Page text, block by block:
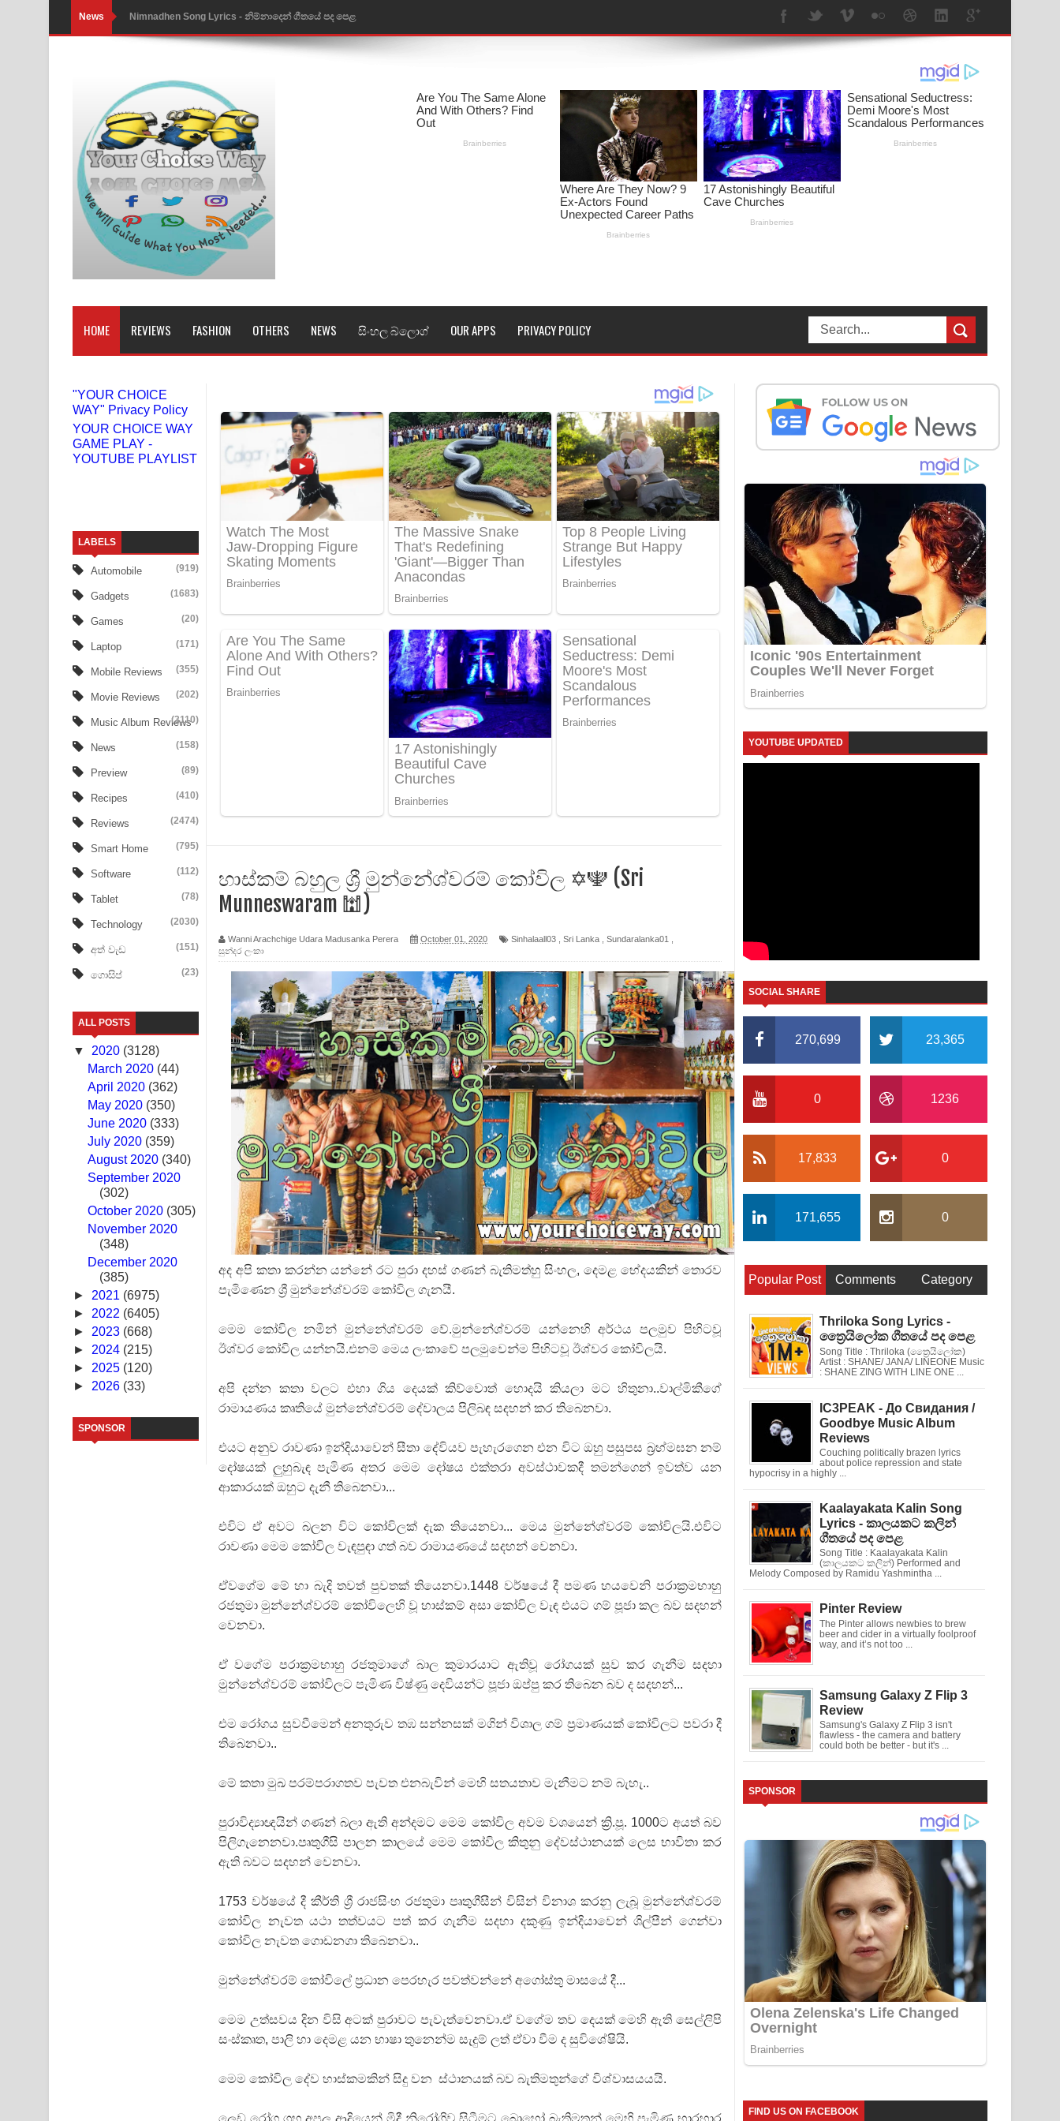
News Nimnadhen Song Lyrics - නිම්නාදෙන් ගීතයේ පද පෙළ
Obamai Mage Adare Song Lyrics - ඔබමයි මගේ ආදරේ ගීතයේ පද පෙළ
Pansal Gihin Song Lyrics - පන්සල් ගිහිං ගීතයේ පද පෙළ
Ankeliya Song Lyrics - අංකෙළිය ගීතයේ පද පෙළ
DEAR GOD Song Lyrics - ඩියර් ගෝඩ් ගීතයේ පද පෙළ
MANAMALA KATHA Song Lyrics - මනමාල කතා ගීතයේ පද පෙළ
Dai Dai Lyrics - Shakira, Burna Boy | 2026 football world cup song lyrics
Lassana Amma Song Lyrics - ලස්සන අම්මා ගීතයේ පද පෙළ
Gemak Deela Song Lyrics - ගේමක් දීලා ගීතයේ පද පෙළ
Doni Song Lyrics - දෝණි ගීතයේ පද පෙළ
Benthara Palame Song Lyrics - බෙන්තර පාලමේ ගීතයේ පද පෙළ
Sanda Babalena Song Lyrics - සඳ බැබලෙන ගීතයේ පද පෙළ
Adare Wadi Nisa Song Lyrics - ආදරේ වැඩි නිසා ගීතයේ පද පෙළ
UNUHUMA Song Lyrics - උණුහුම ගීතයේ පද පෙළ
Katakara Song Lyrics - කටකාර ගීතයේ පද පෙළ
Tharu Yaye Dilena Song Lyrics - තරු යායේ දිලෙනා ගීතයේ පද පෙළ
Ow Man Sosa Song Lyrics - ඔව් මං සෝසා ගීතයේ පද පෙළ
Ala purannata Song Lyrics - ආල පුරන්නට ගීතයේ පද පෙළ
BTS : Hooligan Lyrics
Apa Hamuwee Song Lyrics - අප හමුවී ගීතයේ පද පෙළ
PATHINIYE Song Lyrics - පතිනියනේ ගීතයේ පද පෙළ
Sorry Sir Song Lyrics - සොරි සර් ගීතයේ පද පෙළ
Mathaka Aluthin Liyanna Song Lyrics - මතක අලුතින් ලියන්න ගීතයේ පද පෙළ
Sandak Awith Song Lyrics - සඳක් ඇවිත් ගීතයේ පද පෙළ
Swetha Sande Song Lyrics - ශ්වේත සඳේ ගීතයේ පද පෙළ
Ma Igili Giya Lyrics - මා ඉගිලී ගියා ගීතයේ පද පෙළ
Ras Balan Song Lyrics - රැස් බලන් ගීතයේ පද පෙළ
Hoda sihiyen Song Lyrics - හොද සිහියෙන් ගීතයේ පද පෙළ
Awanken Song Lyrics - අවංකෙන් ගීතයේ පද පෙළ
Pa Sina Song Lyrics - පෑ සිනා ගීතයේ පද පෙළ
Pemwanthiye Song Lyrics - පෙම්වන්තියේ ගීතයේ පද පෙළ
Manobhawa Song Lyrics - මනෝභව ගීතයේ පද පෙළ
Akahe Indala Song Lyrics - ආකාහේ ඉඳලා ගීතයේ පද පෙළ
Raawaya Song Lyrics - රාවය ගීතයේ පද පෙළ
Saddeta Denna Song Lyrics - සද්දෙට දෙන්න ගීතයේ පද පෙළ
Kaalaya Song Lyrics - කාලය ගීතයේ පද පෙළ
Aramuna Song Lyrics - අරමුණ ගීතයේ පද පෙළ
Sandata Duka Hithila Song Lyrics - සඳට දුක හිතිලා ගීතයේ පද පෙළ
Sihina Song Lyrics - සිහින ගීතයේ පද පෙළ
Dannawada Mawa Song Lyrics - දන්නවාද මාව ගීතයේ පද පෙළ
Ahimi Wimai Himi Song Lyrics - අහිමි විමයි හිමි ගීතයේ පද පෙළ
HOME REVIEWS FASHION OTHERS NEWS සිංහල බ්ලොග් OUR APPS PRIVACY POLICY
"YOUR CHOICE
WAY" Privacy Policy
YOUR CHOICE WAY
GAME PLAY -
YOUTUBE PLAYLIST
LABELS
Automobile (919)
Gadgets (1683)
Games (20)
Laptop (171)
Mobile Reviews (355)
Movie Reviews (202)
Music Album Reviews
(3110)
News (158)
Preview (89)
Recipes (410)
Reviews (2474)
Smart Home (795)
Software (112)
Tablet (78)
Technology (2030)
අත් වැඩ (151)
ගොසිප් (23)
ALL POSTS
▼ 2020 (3128)
March 2020 (44)
April 2020 (362)
May 2020 (350)
June 2020 (333)
July 2020 (359)
August 2020 (340)
September 2020
(302)
October 2020 (305)
November 2020
(348)
December 2020
(385)
► 2021 (6975)
► 2022 (6405)
► 2023 (668)
► 2024 (215)
► 2025 (120)
► 2026 (33)
SPONSOR
හාස්කම් බහුල ශ්‍රී මුන්නේශ්වරම් කෝවිල ✡️🕎 (Sri
Munneswaram 🕍)
Wanni Arachchige Udara Madusanka Perera October 01, 2020 Sinhalaall03 Sri Lanka Sundaralanka01
සුන්දර ලංකා
අද අපි කතා කරන්න යන්නේ රට පුරා දහස් ගණන් බැතිමත්හු සිංහල, දෙමළ භේදයකින් තොරව
පැමිණෙන ශ්‍රී මුන්නේශ්වරම් කෝවිල ගැනයී.
මෙම කෝවිල නමින් මුන්නේශ්වරම් වේ.මුන්නේශ්වරම් යන්නෙහි අර්ථය පලමුව පිහිටවූ
ඊශ්වර කෝවිල යන්නයි.එනම් මෙය ලංකාවේ පලමුවෙන්ම පිහිටවූ ඊශ්වර කෝවිලයි.
අපි දන්න කතා වලට එහා ගිය දෙයක් කිව්වොත් හොදයි කියලා මට හිතුනා..වාල්මිකීගේ
රාමායණය කෘතියේ මුන්නේශ්වරම් දේවාලය පිලිබඳ සදහන් කර තිබෙනවා.
එයට අනුව රාවණා ඉන්දියාවෙන් සීතා දේවියව පැහැරගෙන එන විට ඔහු පසුපස බ්‍රහ්මඝන නම්
දෝෂයක් ලුහුබැඳ පැමිණ අතර මෙම දෝෂය එක්තරා අවස්ථාවකදී තමන්ගෙන් ඉවත්ව යන
ආකාරයක් ඔහුට දැනී තිබෙනවා...
එවිට ඒ අවට බලන විට කෝවිලක් දැක තියෙනවා... මෙය මුන්නේශ්වරම් කෝවිලයි.එවිට
රාවණා මෙම කෝවිල වැඳපුඳා ගත් බව රාමායණයේ සදහන් වෙනවා.
ඒවගේම මේ හා බැදි තවත් පුවතක් තියෙනවා.1448 වර්ෂයේ දී පමණ හයවෙනි පරාක්‍රමභාහු
රජතුමා මුන්නේශ්වරම් කෝවිලෙහි වූ හාස්කම් අසා කෝවිල වැඳ එයට ගම් පූජා කල බව සදහන්
වෙනවා.
ඒ වගේම පරාක්‍රමභාහු රජතුමාගේ බාල කුමාරයාට ඇතිවූ රෝගයක් සුව කර ගැනීම සදහා
මුන්නේශ්වරම් කෝවිලට පැමිණ විෂ්ණු දෙවියන්ට පූජා ඔප්පු කර තිබෙන බව ද සදහන්...
එම රෝගය සුවවීමෙන් අනතුරුව තඹ සන්නසක් මගින් විශාල ගම් ප්‍රමාණයක් කෝවිලට පවරා දී
තිබෙනවා..
මේ කතා මුඛ පරම්පරාගතව පැවත එනබැවින් මෙහි සතයතාව මැනීමට නම් බැහැ..
පුරාවිද්‍යාඥයින් ගණන් බලා ඇති අන්දමට මෙම කෝවිල අවම වශයෙන් ක්‍රි.පූ. 1000ට අයත් බව
පිලිගැනෙනවා.පෘතුගීසි පාලන කාලයේ මෙම කෝවිල කිතුනු දේවස්ථානයක් ලෙස භාවිතා කර
ඇති බවට සදහන් වෙනවා.
1753 වර්ෂයේ දී කීර්ති ශ්‍රී රාජසිංහ රජතුමා පෘතුගීසීන් විසින් විනාශ කරනු ලැබූ මුන්නේශ්වරම්
කෝවිල නැවත යථා තත්වයට පත් කර ගැනීම සදහා දකුණු ඉන්දියාවෙන් ශිල්පීන් ගෙන්වා
කෝවිල නැවත ගොඩනගා තිබෙනවා..
මුන්නේශ්වරම් කෝවිලේ ප්‍රධාන පෙරහැර පවත්වන්නේ අගෝස්තු මාසයේ දී...
මෙම උත්සවය දින විසි අටක් පුරාවට පැවැත්වෙනවා.ඒ වගේම තව දෙයක් මෙහි ඇති සෙල්ලිපි
සංස්කෘත, පාලි හා දෙමළ යන භාෂා තුනෙන්ම සැදුම් ලත් ඒවා වීම ද සුවිශේෂියි.
මෙම කෝවිල දේව හාස්කමකින් සිදු වන ස්ථානයක් බව බැතිමතුන්ගේ විශ්වාසයයයි.
ලෙඩ රෝග ග්‍රහ අපල ආදියෙන් මිදී නිරෝගිව සිටීමට බොහෝ බැතිමතුන් මෙහි පැමිණ භාරහාර
YOUTUBE UPDATED
SOCIAL SHARE
270,699 23,365
0 1236
17,833 0
171,655 0
Popular Post Comments Category
Thriloka Song Lyrics -
ත්‍රෛයිලෝක ගීතයේ පද පෙළ
Song Title : Thriloka (ත්‍රෛයිලෝක)
Artist : SHANE/ JANA/ LINEONE Music
: SHANE ZING WITH LINE ONE ...
IC3PEAK - До Свидания /
Goodbye Music Album
Reviews
Couching politically brazen lyrics
about police repression and state
hypocrisy in a highly ...
Kaalayakata Kalin Song
Lyrics - කාලයකට කලින්
ගීතයේ පද පෙළ
Song Title : Kaalayakata Kalin
(කාලයකට කලින්) Performed and
Melody Composed by Ramidu Yashmintha ...
Pinter Review
The Pinter allows newbies to brew
beer and cider in a virtually foolproof
way, and it’s not too ...
Samsung Galaxy Z Flip 3
Review
Samsung's Galaxy Z Flip 3 isn't
flawless - the camera and battery
could both be better - but it's ...
SPONSOR
FIND US ON FACEBOOK